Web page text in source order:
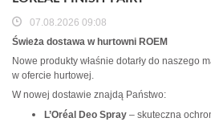
07.08.2026 09:08
Świeża dostawa w hurtowni ROEM
Nowe produkty właśnie dotarły do naszego
w ofercie hurtowej.
W nowej dostawie znajdą Państwo:
L’Oréal Deo Spray – skuteczna